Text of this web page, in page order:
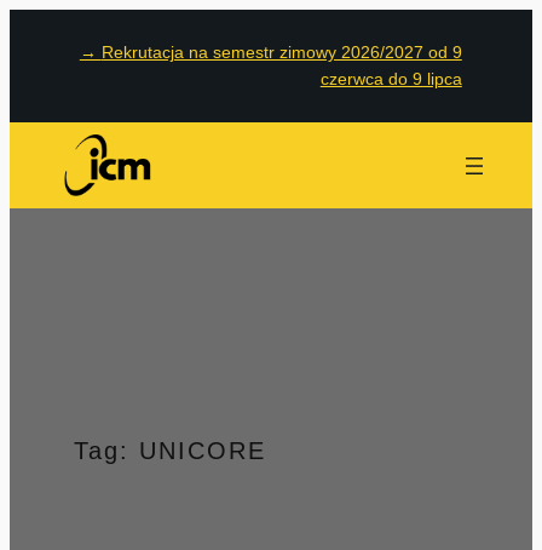
→ Rekrutacja na semestr zimowy 2026/2027 od 9
czerwca do 9 lipca
Tag: UNICORE